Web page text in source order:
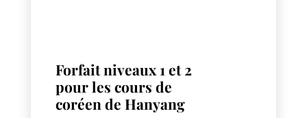
Forfait niveaux 1 et 2
pour les cours de
coréen de Hanyang